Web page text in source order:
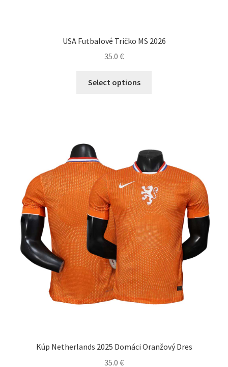
USA Futbalové Tričko MS 2026
35.0 €
Select options
si
môžete
vybrať
na
stránke
produktu.
Kúp Netherlands 2025 Domáci Oranžový Dres
35.0 €